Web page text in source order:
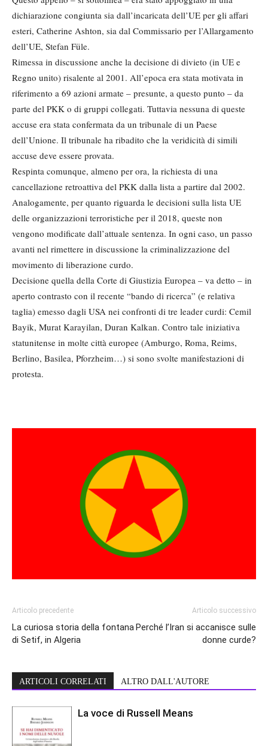
dichiarazione congiunta sia dall’incaricata dell’UE per gli affari
esteri, Catherine Ashton, sia dal Commissario per l’Allargamento
dell’UE, Stefan Füle.
Rimessa in discussione anche la decisione di divieto (in UE e
Regno unito) risalente al 2001. All’epoca era stata motivata in
riferimento a 69 azioni armate – presunte, a questo punto – da
parte del PKK o di gruppi collegati. Tuttavia nessuna di queste
accuse era stata confermata da un tribunale di un Paese
dell’Unione. Il tribunale ha ribadito che la veridicità di simili
accuse deve essere provata.
Respinta comunque, almeno per ora, la richiesta di una
cancellazione retroattiva del PKK dalla lista a partire dal 2002.
Analogamente, per quanto riguarda le decisioni sulla lista UE
delle organizzazioni terroristiche per il 2018, queste non
vengono modificate dall’attuale sentenza. In ogni caso, un passo
avanti nel rimettere in discussione la criminalizzazione del
movimento di liberazione curdo.
Decisione quella della Corte di Giustizia Europea – va detto – in
aperto contrasto con il recente “bando di ricerca” (e relativa
taglia) emesso dagli USA nei confronti di tre leader curdi: Cemil
Bayik, Murat Karayilan, Duran Kalkan. Contro tale iniziativa
statunitense in molte città europee (Amburgo, Roma, Reims,
Berlino, Basilea, Pforzheim…) si sono svolte manifestazioni di
protesta.
Articolo precedente
La curiosa storia della fontana
di Setif, in Algeria
Articolo successivo
Perché l’Iran si accanisce sulle
donne curde?
ARTICOLI CORRELATI ALTRO DALL'AUTORE
La voce di Russell Means